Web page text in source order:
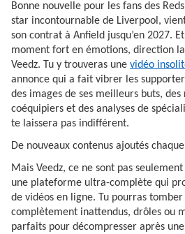
Bonne nouvelle pour les fans des
star incontournable de Liverpool,
son contrat à Anfield jusqu’en 2027.
moment fort en émotions, direction
Veedz. Tu y trouveras une vidéo
annonce qui a fait vibrer les
des images de ses meilleurs buts, des
coéquipiers et des analyses de
te laissera pas indifférent.
De nouveaux contenus ajoutés
Mais Veedz, ce ne sont pas seulement
une plateforme ultra-complète qui
de vidéos en ligne. Tu pourras
complètement inattendus, drôles ou
parfaits pour décompresser après